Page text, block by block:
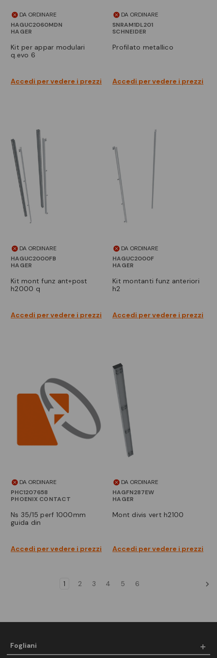
DA ORDINARE
HAGUC2060MDN
HAGER
kit per appar modulari
q.evo 6
Accedi per vedere i prezzi
DA ORDINARE
SNRAM1DL201
SCHNEIDER
profilato metallico
Accedi per vedere i prezzi
DA ORDINARE
HAGUC2000FB
HAGER
kit mont funz ant+post
h2000 q
Accedi per vedere i prezzi
DA ORDINARE
HAGUC2000F
HAGER
kit montanti funz anteriori
h2
Accedi per vedere i prezzi
DA ORDINARE
PHC1207658
PHOENIX CONTACT
ns 35/15 perf 1000mm
guida din
Accedi per vedere i prezzi
DA ORDINARE
HAGFN287EW
HAGER
mont divis vert h2100
Accedi per vedere i prezzi
1 2 3 4 5 6
Fogliani